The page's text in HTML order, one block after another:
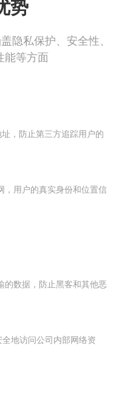
势
隐私保护、安全性、
能等方面
，防止第三方追踪用户的
，用户的真实身份和位置信
的数据，防止黑客和其他恶
地访问公司内部网络资